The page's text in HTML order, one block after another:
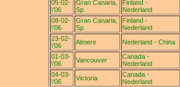
05-02-
\'06
Gran Canaria,
Sp.
Finland -
Nederland
08-02-
\'06
Gran Canaria,
Sp.
Finland -
Nederland
23-02-
\'06
Almere Nederland - China
01-03-
\'06
Vancouver
Canada -
Nederland
04-03-
\'06
Victoria
Canada -
Nederland